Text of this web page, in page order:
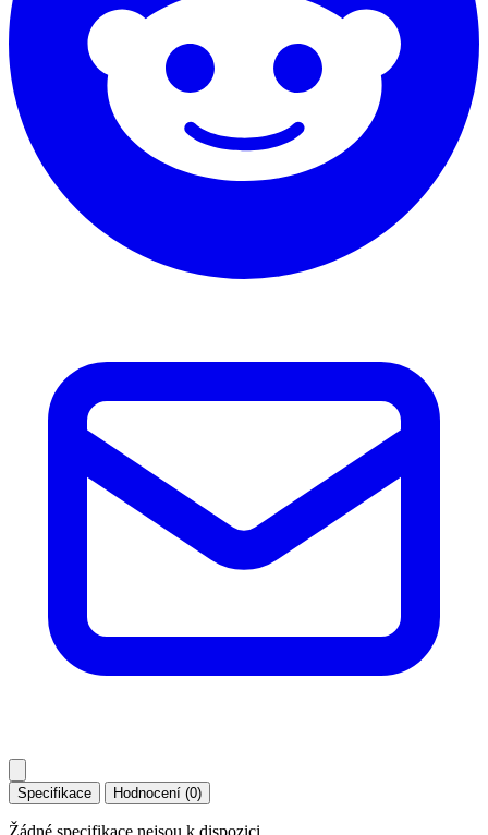
Specifikace Hodnocení (0)
Žádné specifikace nejsou k dispozici.